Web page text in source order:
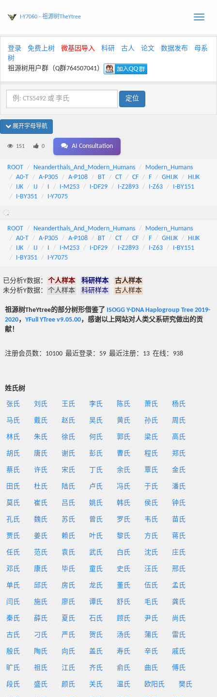
Toggle
I-Y7060 - 祖源树TheYtree
登录 免费上树 微基因导入 科研 古人 论文 数据发布
母系
树
祖源树用户群（Q群764507041）
展开字母导航
151 0 AI Consultation
ROOT Neanderthals_And_Modern_Humans
Modern_Humans
A0-T
A-P305 A-P108 BT CT CF F GHIJK
HIJK
IJK
IJ I I-M253 I-DF29 I-Z2893 I-Z63
I-BY151
I-BY351
I-Y7075
ROOT Neanderthals_And_Modern_Humans
Modern_Humans
A0-T
A-P305 A-P108 BT CT CF F GHIJK
HIJK
IJK
IJ I I-M253 I-DF29 I-Z2893 I-Z63
I-BY151
I-BY351
I-Y7075
已分析Y数据： 个人样本 科研样本
古人样本
未分析Y数据：
个人样本 科研样本 古人样本
祖源树TheYtree的部分树形借鉴了 ISOGG Y-DNA Haplogroup Tree 2019-
2020， YFull YTree v9.05.00，感谢以上网站对人类父系研究做出的贡
献！
注册会员数：10100 最近登录：59 最近注册：13 在线：938
姓氏树
张氏 刘氏 王氏 李氏 陈氏 萧氏 杨氏
马氏 戴氏 赵氏 吴氏 黄氏 孙氏 周氏
林氏 朱氏 徐氏 何氏 郭氏 梁氏 高氏
胡氏 唐氏 谢氏 彭氏 曹氏 程氏 郑氏
蔡氏 许氏 宋氏 丁氏 余氏 覃氏 金氏
田氏 杜氏 陆氏 卢氏 冯氏 于氏 潘氏
莫氏 崔氏 吕氏 姚氏 韩氏 侯氏 钟氏
孔氏 魏氏 苏氏 曾氏 罗氏 韦氏 苗氏
贾氏 姜氏 赖氏 叶氏 黎氏 方氏 蒋氏
任氏 范氏 袁氏 武氏 白氏 沈氏 庄氏
邓氏 康氏 毕氏 童氏 史氏 汪氏 邢氏
单氏 邱氏 房氏 龙氏 董氏 伍氏 孟氏
闫氏 施氏 廖氏 谭氏 舒氏 毛氏 龚氏
秦氏 薛氏 夏氏 石氏 顾氏 尹氏 尚氏
古氏 刁氏 严氏 贺氏 汤氏 蒲氏 雷氏
殷氏 陶氏 向氏 盖氏 寿氏 辛氏 戚氏
旷氏 祖氏 江氏 齐氏 俞氏 曲氏 傅氏
段氏 盛氏 颜氏 关氏 温氏 欧阳氏 樊氏